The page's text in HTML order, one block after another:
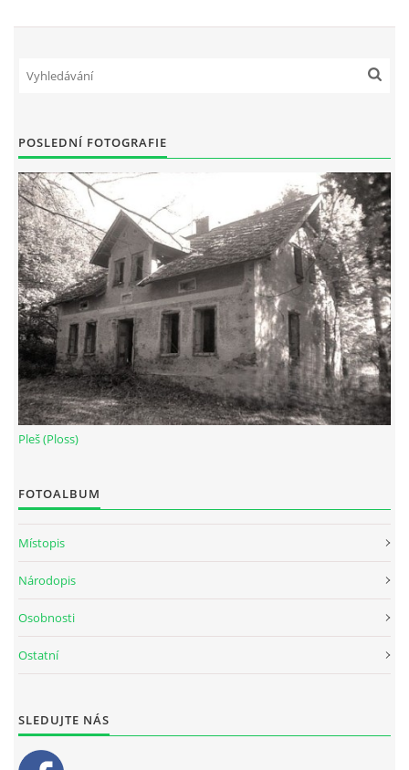
POSLEDNÍ FOTOGRAFIE
Pleš (Ploss)
FOTOALBUM
Místopis
Národopis
Osobnosti
Ostatní
SLEDUJTE NÁS